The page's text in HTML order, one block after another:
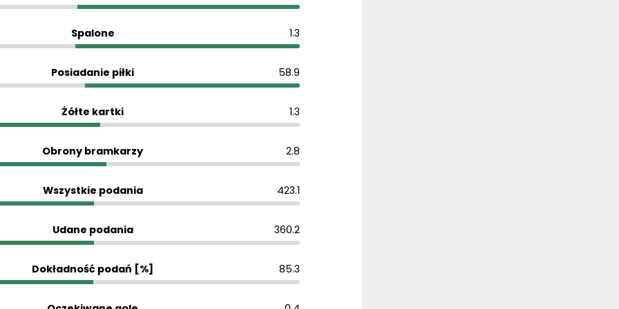
Spalone 1.3
Posiadanie piłki 58.9
Żółte kartki 1.3
Obrony bramkarzy 2.8
Wszystkie podania 423.1
Udane podania 360.2
Dokładność podań [%] 85.3